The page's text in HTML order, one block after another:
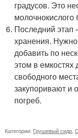
градусов. Это
молочнокислого
Последний этап
хранения.
добавить по
этом в емкостях
свободного
закупоривают и
погреб.
Категории: Грушевый сидр